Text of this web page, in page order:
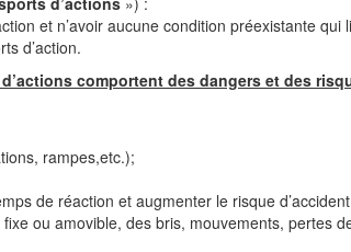
et n’avoir aucune condition préexistante qui
d’action.
d’actions comportent des dangers et des
rampes,etc.);
de réaction et augmenter le risque
fixe ou amovible, des bris, mouvements, pertes